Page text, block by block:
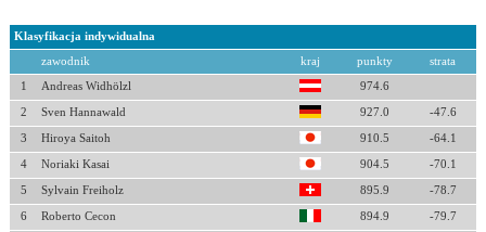
Klasyfikacja indywidualna
zawodnik kraj punkty strata
1 Andreas Widhölzl 974.6
2 Sven Hannawald 927.0 -47.6
3 Hiroya Saitoh 910.5 -64.1
4 Noriaki Kasai 904.5 -70.1
5 Sylvain Freiholz 895.9 -78.7
6 Roberto Cecon 894.9 -79.7